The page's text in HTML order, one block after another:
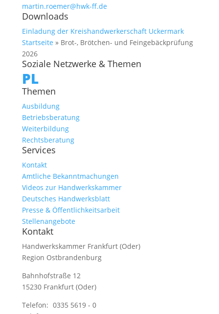
martin.roemer@hwk-ff.de
Downloads
Einladung der Kreishandwerkerschaft Uckermark
Startseite » Brot-, Brötchen- und Feingebäckprüfung
2026
Soziale Netzwerke & Themen
PL
Themen
Ausbildung
Betriebsberatung
Weiterbildung
Rechtsberatung
Services
Kontakt
Amtliche Bekanntmachungen
Videos zur Handwerkskammer
Deutsches Handwerksblatt
Presse & Öffentlichkeitsarbeit
Stellenangebote
Kontakt
Handwerkskammer Frankfurt (Oder)
Region Ostbrandenburg
Bahnhofstraße 12
15230 Frankfurt (Oder)
Telefon: 0335 5619 - 0